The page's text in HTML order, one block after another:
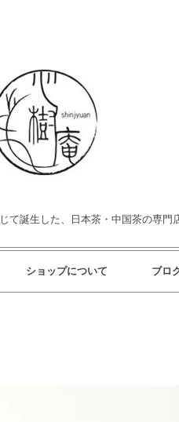
て誕生した、日本茶・中国茶の専門
ショップについて ブロ